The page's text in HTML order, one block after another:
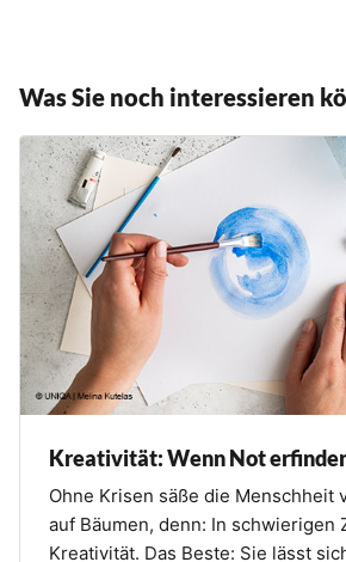
Was Sie noch interessieren
Kreativität: Wenn Not
Ohne Krisen säße die Menschheit
auf Bäumen, denn: In schwierigen
Kreativität. Das Beste: Sie lässt